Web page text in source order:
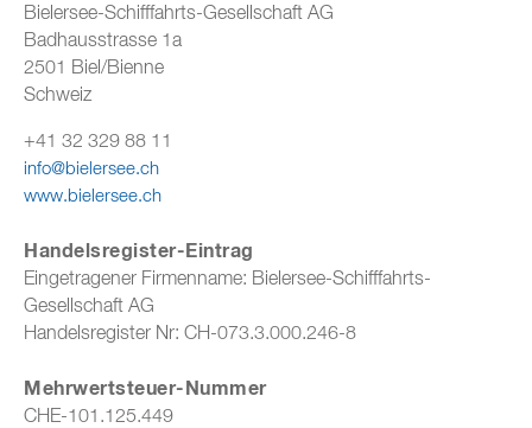
Bielersee-Schifffahrts-Gesellschaft AG
Badhausstrasse 1a
2501 Biel/Bienne
Schweiz
+41 32 329 88 11
info@bielersee.ch
www.bielersee.ch
Handelsregister-Eintrag
Eingetragener Firmenname: Bielersee-Schifffahrts-
Gesellschaft AG
Handelsregister Nr: CH-073.3.000.246-8
Mehrwertsteuer-Nummer
CHE-101.125.449